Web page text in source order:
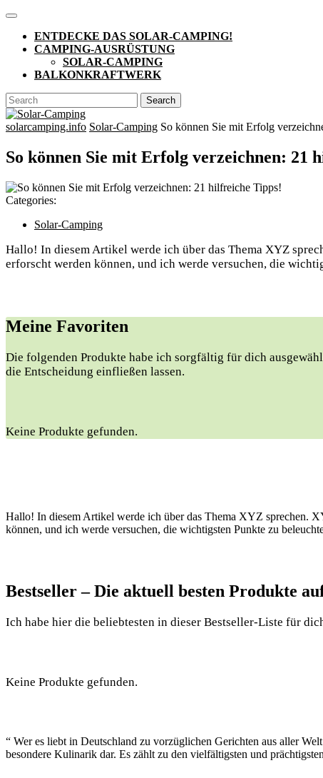
Skip
content
Open
ButtonENTDECKE DAS SOLAR-CAMPING!
CAMPING-AUSRÜSTUNG
SOLAR-CAMPING
BALKONKRAFTWERK
CLOSE
BUTTON
Search
for:
solarcamping.info Solar-Camping So können Sie mit Erfolg
So können Sie mit Erfolg verzeichnen: 21
Categories:
Solar-Camping
Hallo! In diesem Artikel werde ich über das Thema XYZ
erforscht werden können, und ich werde versuchen, die
Meine Favoriten
Die folgenden Produkte habe ich sorgfältig für dich
die Entscheidung einfließen lassen.
Keine Produkte gefunden.
Hallo! In diesem Artikel werde ich über das Thema XYZ sprechen.
können, und ich werde versuchen, die wichtigsten Punkte zu
Bestseller – Die aktuell besten Produkte
Ich habe hier die beliebtesten in dieser Bestseller-Liste für
Keine Produkte gefunden.
“ Wer es liebt in Deutschland zu vorzüglichen Gerichten aus aller
besondere Kulinarik dar. Es zählt zu den vielfältigsten und